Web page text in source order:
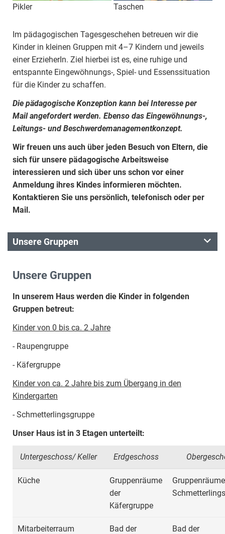
Pikler Taschen
Im pädagogischen Tagesgeschehen betreuen wir die
Kinder in kleinen Gruppen mit 4–7 Kindern und jeweils
einer ErzieherIn. Ziel hierbei ist es, eine ruhige und
entspannte Eingewöhnungs-, Spiel- und Essenssituation
für die Kinder zu schaffen.
Die pädagogische Konzeption kann bei Interesse per
Mail angefordert werden. Ebenso das Eingewöhnungs-,
Leitungs- und Beschwerdemanagementkonzept.
Wir freuen uns auch über jeden Besuch von Eltern, die
sich für unsere pädagogische Arbeitsweise
interessieren und sich über uns schon vor einer
Anmeldung ihres Kindes informieren möchten.
Kontaktieren Sie uns persönlich, telefonisch oder per
Mail.
Unsere Gruppen
Unsere Gruppen
In unserem Haus werden die Kinder in folgenden
Gruppen betreut:
Kinder von 0 bis ca. 2 Jahre
- Raupengruppe
- Käfergruppe
Kinder von ca. 2 Jahre bis zum Übergang in den
Kindergarten
- Schmetterlingsgruppe
Unser Haus ist in 3 Etagen unterteilt:
Untergeschoss/ Keller Erdgeschoss
Küche
Gruppenräume
der
Käfergruppe
Mitarbeiterraum
Bad der
Bad der